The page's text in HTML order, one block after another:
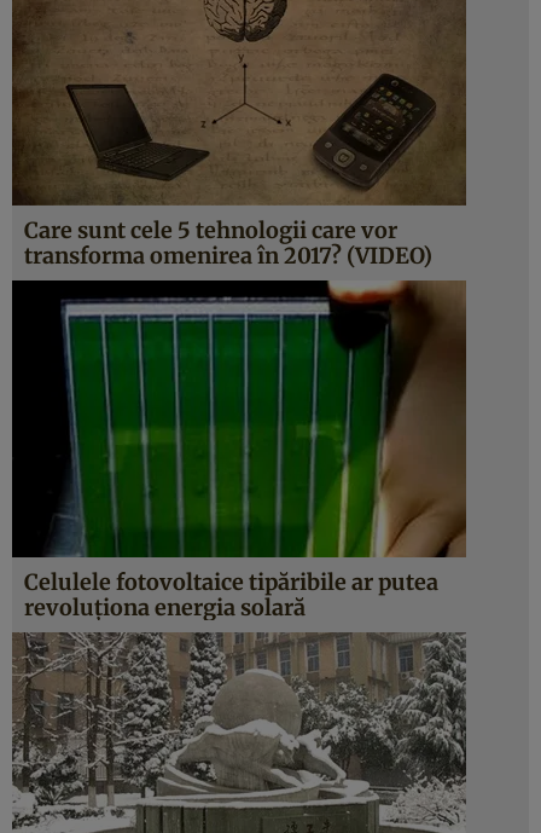
Care sunt cele 5 tehnologii care vor
transforma omenirea în 2017? (VIDEO)
Celulele fotovoltaice tipăribile ar putea
revoluţiona energia solară